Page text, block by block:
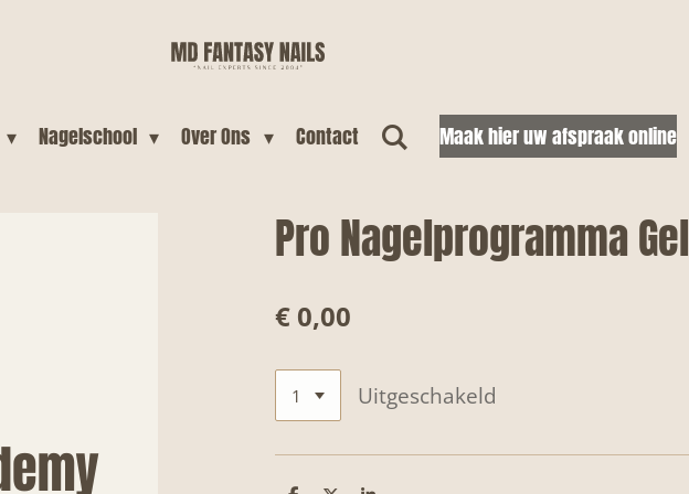
Nagelschool Over Ons Contact Maak hier uw afspraak online
Pro Nagelprogramma Gel
€ 0,00
Uitgeschakeld